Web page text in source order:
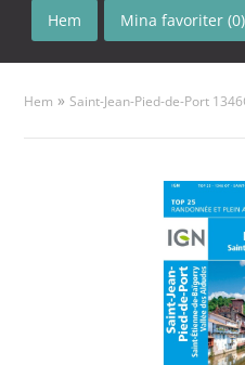
Hem Mina favoriter (0)
Hem » Saint-Jean-Pied-de-Port